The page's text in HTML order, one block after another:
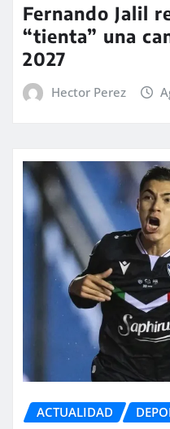
Fernando Jalil
“tienta” una
2027
Hector Perez
ACTUALIDAD